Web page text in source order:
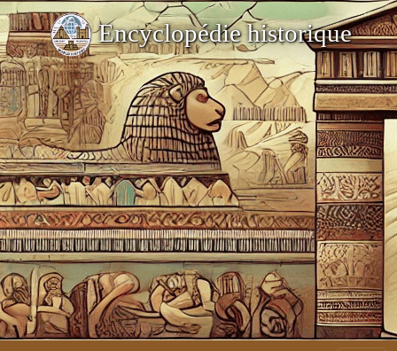
Encyclopédie historique